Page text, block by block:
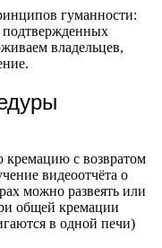
гуманности:
подтвержденных
владельцев,
кремацию с возвратом
видеоотчёта о
можно развеять или
общей кремации
в одной печи)